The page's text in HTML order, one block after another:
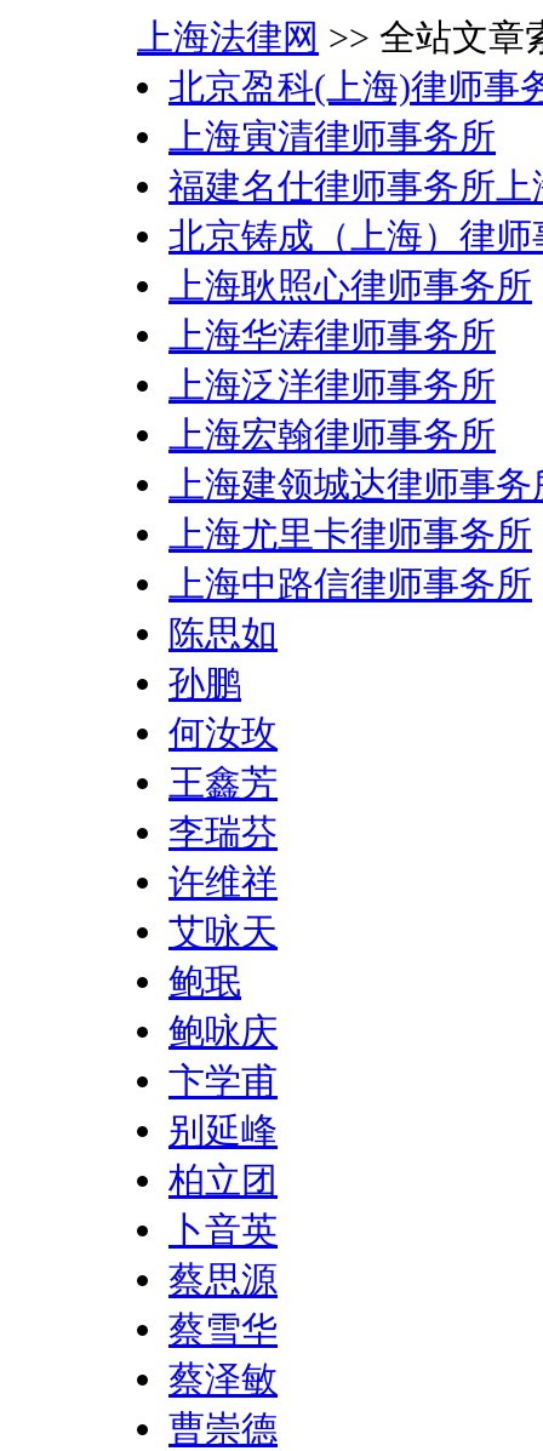
上海法律网 >> 全站文章
北京盈科(上海)律师事
上海寅清律师事务所
福建名仕律师事务所上
北京铸成（上海）律师
上海耿照心律师事务所
上海华涛律师事务所
上海泛洋律师事务所
上海宏翰律师事务所
上海建领城达律师事务
上海尤里卡律师事务所
上海中路信律师事务所
陈思如
孙鹏
何汝玫
王鑫芳
李瑞芬
许维祥
艾咏天
鲍珉
鲍咏庆
卞学甫
别延峰
柏立团
卜音英
蔡思源
蔡雪华
蔡泽敏
曹崇德